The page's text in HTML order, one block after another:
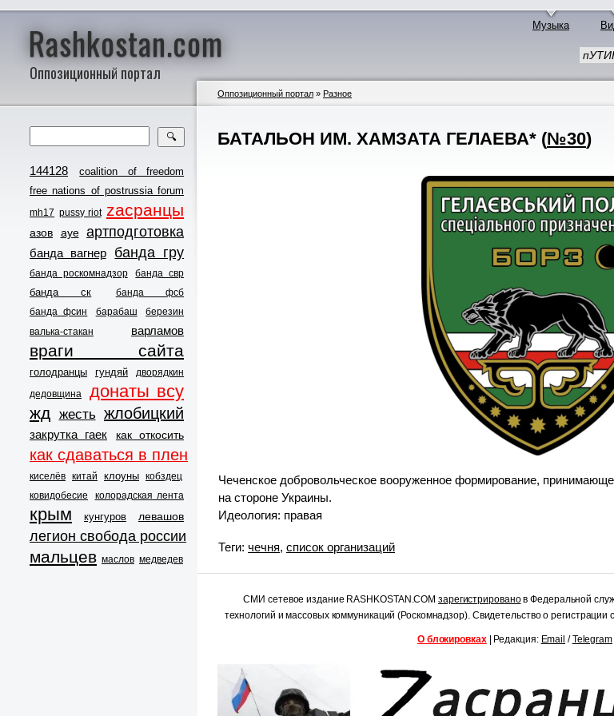
Rashkostan.com
Оппозиционный портал
Музыка
🔍
144128
coalition of freedom
free nations of postrussia forum
mh17 pussy riot zасранцы
азов ауе артподготовка
банда вагнер банда гру
банда роскомнадзор банда свр
банда ск
банда фсб
банда фсин
барабаш
березин
валька-стакан
варламов
враги сайта
голодранцы гундяй
дворядкин
дедовщина
донаты всу
жд жесть жлобицкий
закрутка гаек как откосить
как сдаваться в плен
киселёв китай клоуны кобздец
ковидобесие
колорадская лента
крым кунгуров левашов
легион свобода россии
мальцев маслов медведев
Оппозиционный портал » Разное
БАТАЛЬОН ИМ. ХАМЗАТА ГЕЛАЕВА* (№30)
Чеченское добровольческое вооруженное формирование,
на стороне Украины.
Идеология: правая
Теги: чечня, список организаций
СМИ сетевое издание RASHKOSTAN.COMзарегистрированов Федеральной
технологий и массовых коммуникаций (Роскомнадзор). Свидетельство о
О блокировках| Редакция: Email /Telegram|